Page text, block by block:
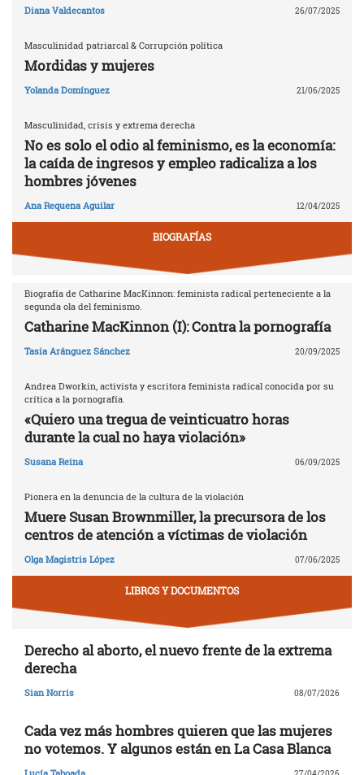
Diana Valdecantos 26/07/2025
Masculinidad patriarcal & Corrupción política
Mordidas y mujeres
Yolanda Domínguez 21/06/2025
Masculinidad, crisis y extrema derecha
No es solo el odio al feminismo, es la economía:
la caída de ingresos y empleo radicaliza a los
hombres jóvenes
Ana Requena Aguilar 12/04/2025
BIOGRAFÍAS
Biografía de Catharine MacKinnon: feminista radical perteneciente a la
segunda ola del feminismo.
Catharine MacKinnon (I): Contra la pornografía
Tasia Aránguez Sánchez 20/09/2025
Andrea Dworkin, activista y escritora feminista radical conocida por su
crítica a la pornografía.
«Quiero una tregua de veinticuatro horas
durante la cual no haya violación»
Susana Reina 06/09/2025
Pionera en la denuncia de la cultura de la violación
Muere Susan Brownmiller, la precursora de los
centros de atención a víctimas de violación
Olga Magistris López 07/06/2025
LIBROS Y DOCUMENTOS
Derecho al aborto, el nuevo frente de la extrema
derecha
Sian Norris 08/07/2026
Cada vez más hombres quieren que las mujeres
no votemos. Y algunos están en La Casa Blanca